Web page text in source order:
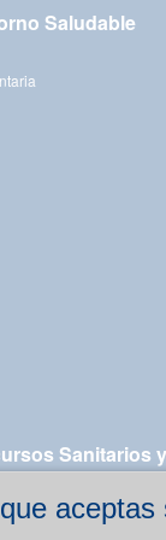
aceptas
Saludable
Sanitarios y